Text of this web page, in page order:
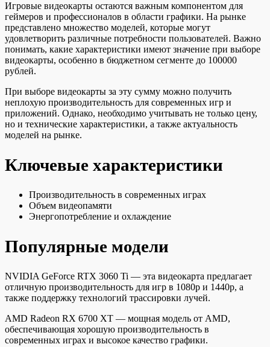
Игровые видеокарты остаются важным компонентом для
геймеров и профессионалов в области графики. На рынке
представлено множество моделей, которые могут
удовлетворить различные потребности пользователей. Важно
понимать, какие характеристики имеют значение при выборе
видеокарты, особенно в бюджетном сегменте до 100000
рублей.
При выборе видеокарты за эту сумму можно получить
неплохую производительность для современных игр и
приложений. Однако, необходимо учитывать не только цену,
но и технические характеристики, а также актуальность
моделей на рынке.
Ключевые характеристики
Производительность в современных играх
Объем видеопамяти
Энергопотребление и охлаждение
Популярные модели
NVIDIA GeForce RTX 3060 Ti — эта видеокарта предлагает
отличную производительность для игр в 1080p и 1440p, а
также поддержку технологий трассировки лучей.
AMD Radeon RX 6700 XT — мощная модель от AMD,
обеспечивающая хорошую производительность в
современных играх и высокое качество графики.